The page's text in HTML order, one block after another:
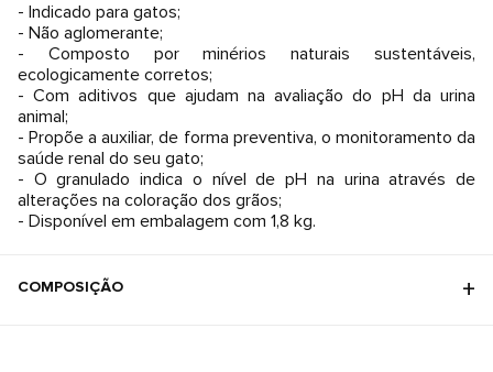
- Indicado para gatos;
- Não aglomerante;
- Composto por minérios naturais sustentáveis,
ecologicamente corretos;
- Com aditivos que ajudam na avaliação do pH da urina
animal;
- Propõe a auxiliar, de forma preventiva, o monitoramento da
saúde renal do seu gato;
- O granulado indica o nível de pH na urina através de
alterações na coloração dos grãos;
- Disponível em embalagem com 1,8 kg.
COMPOSIÇÃO